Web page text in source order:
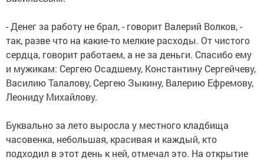
- Денег за работу не брал, - говорит Валерий Волков, -
так, разве что на какие-то мелкие расходы. От чистого
сердца, говорит работаем, а не за деньги. Спасибо ему
и мужикам: Сергею Осадшему, Константину Сергейчеву,
Василию Талалову, Сергею Зыкину, Валерию Ефремову,
Леониду Михайлову.
Буквально за лето выросла у местного кладбища
часовенка, небольшая, красивая и каждый, кто
подходил в этот день к ней, отмечал это. На открытие